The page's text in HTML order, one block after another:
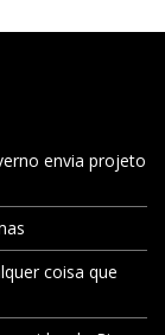
envia projeto
coisa que